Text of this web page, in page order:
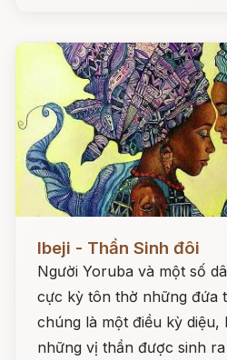
Ibeji - Thần Sinh đôi
Người Yoruba và một số
cực kỳ tôn thờ những đứa
chúng là một điều kỳ diệu,
những vị thần được sinh